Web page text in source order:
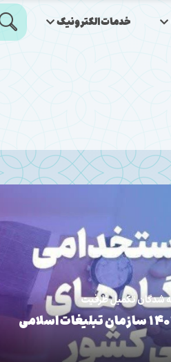
خدمات‌الکترونیک
شهید پاسدار در دیدار صمیمانه مسئولین
با خانواده شهید والامقام
در جوانرود